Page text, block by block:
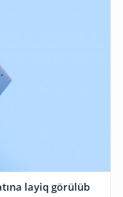
layiq görülüb